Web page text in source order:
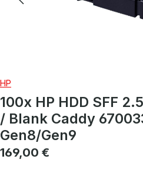
HP
100x HP HDD SFF
/ Blank Caddy
Gen8/Gen9
Regulärer Preis:
169,00 €